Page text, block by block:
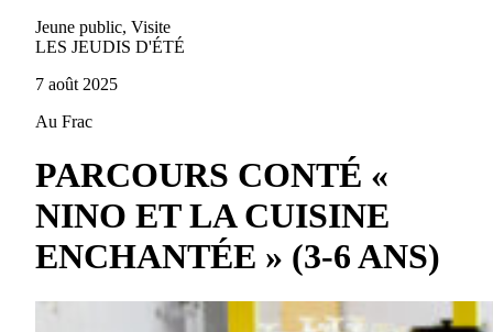
Jeune public, Visite
LES JEUDIS D'ÉTÉ
7 août 2025
Au Frac
PARCOURS CONTÉ «
NINO ET LA CUISINE
ENCHANTÉE » (3-6 ANS)